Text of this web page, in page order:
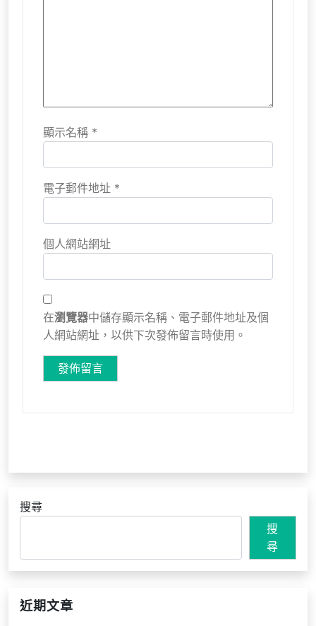
顯示名稱 *
電子郵件地址 *
個人網站網址
在瀏覽器中儲存顯示名稱、電子郵件地址及個
人網站網址，以供下次發佈留言時使用。
搜尋
搜
尋
近期文章